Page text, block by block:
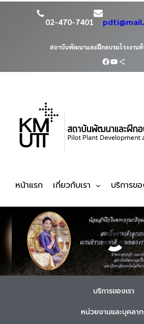
02-470-7401
สถาบันพัฒนาและฝึกอบรมโรงงาน
หน้าแรก เกี่ยวกับเรา บริการขอ
บริการของเรา
หน่วยงานและบุคลาก